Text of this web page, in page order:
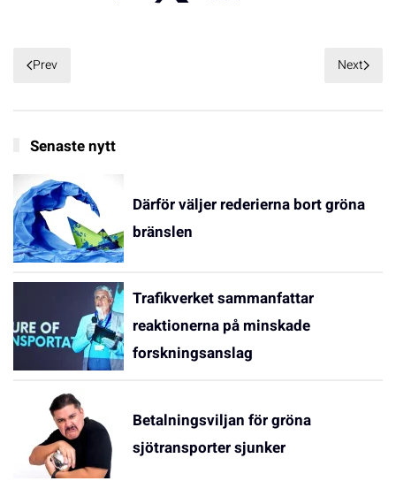
Prev Next
Senaste nytt
Därför väljer rederierna bort gröna
bränslen
Trafikverket sammanfattar
reaktionerna på minskade
forskningsanslag
Betalningsviljan för gröna
sjötransporter sjunker